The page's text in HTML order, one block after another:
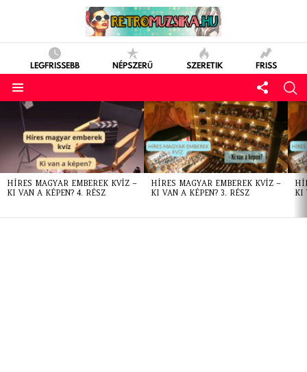
LEGFRISSEBB NÉPSZERŰ SZERETIK FRISS
LATEST
STORIES
HÍRES MAGYAR EMBEREK KVÍZ –
KI VAN A KÉPEN? 4. RÉSZ
HÍRES MAGYAR EMBEREK KVÍZ –
KI VAN A KÉPEN? 3. RÉSZ
KI